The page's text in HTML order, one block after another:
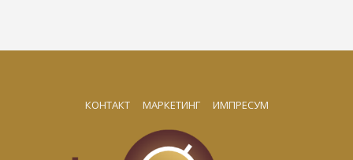
КОНТАКТ МАРКЕТИНГ ИМПРЕСУМ